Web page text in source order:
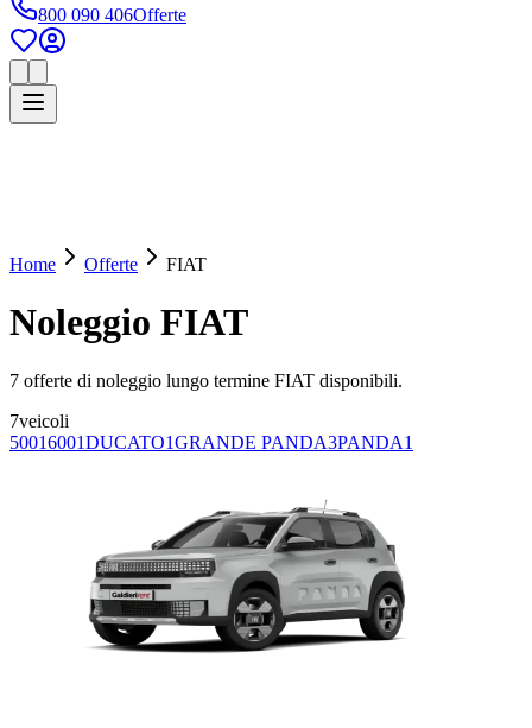
800 090 406Offerte
Home Offerte FIAT
Noleggio FIAT
7 offerte di noleggio lungo termine FIAT disponibili.
7veicoli
50016001DUCATO1GRANDE PANDA3PANDA1